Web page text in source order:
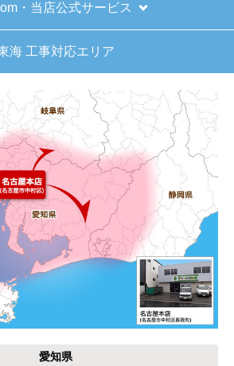
・当店公式サービス
海 工事対応エリア
愛知県